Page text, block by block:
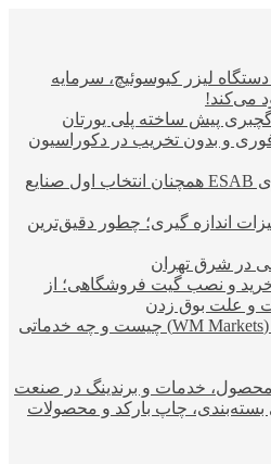
دستگاه لیزر کیوسوئیچ، سرمایه
می‌کند!
گچبری پیش ساخته پلی یورتان
و بدون تخریب در دکوراسیون
چرا محصولات جوشکاری ESAB همچنان انتخاب اول صنایع
اندازه گیری؛ چطور دقیق‌ترین
در شرق تهران
خرید و نصب گیت فروشگاهی؛ از
و علت بوق زدن
بروکر دبلیو ام مارکتس (WM Markets) چیست و چه خدماتی
محصول، خدمات و برندینگ در صنعت
بسته‌بندی، چاپ بارکد و محصولات